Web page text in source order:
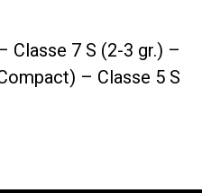
Classe 7 S (2-3 gr.) –
– Classe 5 S